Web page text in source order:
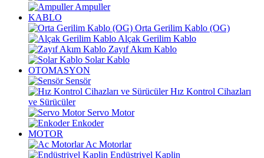
Ampuller
KABLO
Orta Gerilim Kablo (OG)
Alçak Gerilim Kablo
Zayıf Akım Kablo
Solar Kablo
OTOMASYON
Sensör
Hız Kontrol Cihazları
ve Sürücüler
Servo Motor
Enkoder
MOTOR
Ac Motorlar
Endüstriyel Kaplin